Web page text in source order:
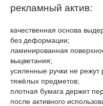
рекламный актив:
качественная основа
без деформации;
ламинированная
выцветания;
усиленные ручки не режут
тяжёлых предметов;
плотная бумага держит
после активного